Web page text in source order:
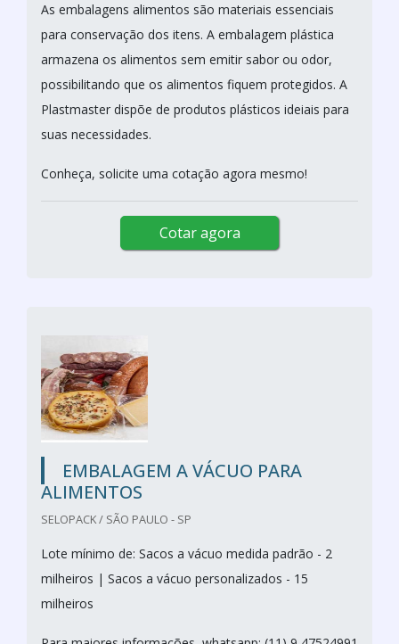
As embalagens alimentos são materiais essenciais
para conservação dos itens. A embalagem plástica
armazena os alimentos sem emitir sabor ou odor,
possibilitando que os alimentos fiquem protegidos. A
Plastmaster dispõe de produtos plásticos ideiais para
suas necessidades.
Conheça, solicite uma cotação agora mesmo!
Cotar agora
EMBALAGEM A VÁCUO PARA
ALIMENTOS
SELOPACK / SÃO PAULO - SP
Lote mínimo de: Sacos a vácuo medida padrão - 2
milheiros | Sacos a vácuo personalizados - 15
milheiros